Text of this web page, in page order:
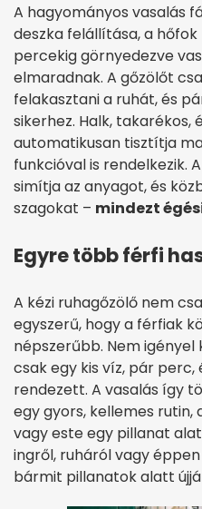
A hagyományos vasalás
deszka felállítása, a
percekig görnyedezve
elmaradnak. A gőzölőt
felakasztani a ruhát, és
sikerhez. Halk, takarékos,
automatikusan tisztítja
funkcióval is rendelkezik.
simítja az anyagot, és
szagokat – mindezt
Egyre több férfi
A kézi ruhagőzölő nem
egyszerű, hogy a férfiak
népszerűbb. Nem
csak egy kis víz, pár perc,
rendezett. A vasalás így
egy gyors, kellemes rutin,
vagy este egy pillanat
ingről, ruháról vagy
bármit pillanatok alatt